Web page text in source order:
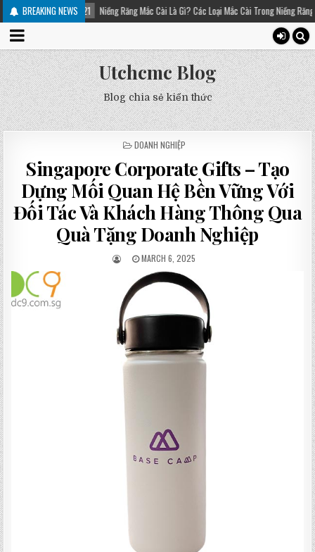
BREAKING NEWS
21 Niềng Răng Mắc Cài Là Gì? Các Loại Mắc Cài Trong Niềng Răng – Platinum Dental
Utchcmc Blog
Blog chia sẻ kiến thức
POSTED
DOANH NGHIỆP
Singapore Corporate Gifts – Tạo
Dựng Mối Quan Hệ Bền Vững Với
Đối Tác Và Khách Hàng Thông Qua
Quà Tặng Doanh Nghiệp
MARCH 6, 2025